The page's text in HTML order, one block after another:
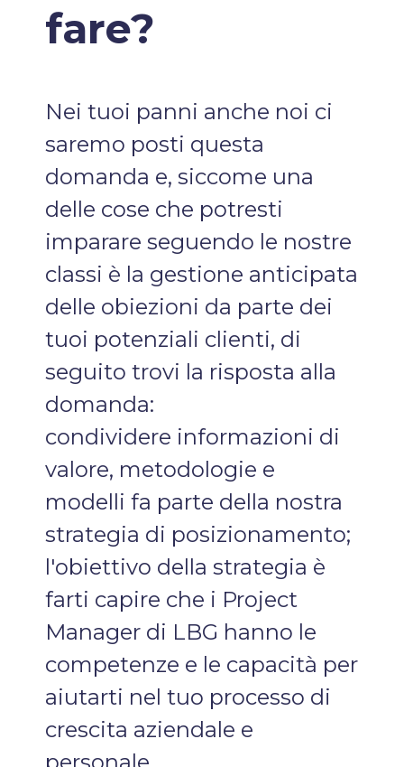
fare?
Nei tuoi panni anche noi ci
saremo posti questa
domanda e, siccome una
delle cose che potresti
imparare seguendo le nostre
classi è la gestione anticipata
delle obiezioni da parte dei
tuoi potenziali clienti, di
seguito trovi la risposta alla
domanda:
condividere informazioni di
valore, metodologie e
modelli fa parte della nostra
strategia di posizionamento;
l'obiettivo della strategia è
farti capire che i Project
Manager di LBG hanno le
competenze e le capacità per
aiutarti nel tuo processo di
crescita aziendale e